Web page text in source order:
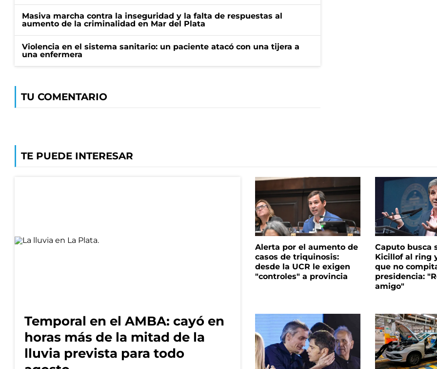
Masiva marcha contra la inseguridad y la falta de respuestas al
aumento de la criminalidad en Mar del Plata
Violencia en el sistema sanitario: un paciente atacó con una tijera a
una enfermera
TU COMENTARIO
TE PUEDE INTERESAR
Temporal en el AMBA: cayó en
horas más de la mitad de la
lluvia prevista para todo
Alerta por el aumento de
casos de triquinosis:
desde la UCR le exigen
"controles" a provincia
Caputo busca
Kicillof al ring
que no
presidencia:
amigo"